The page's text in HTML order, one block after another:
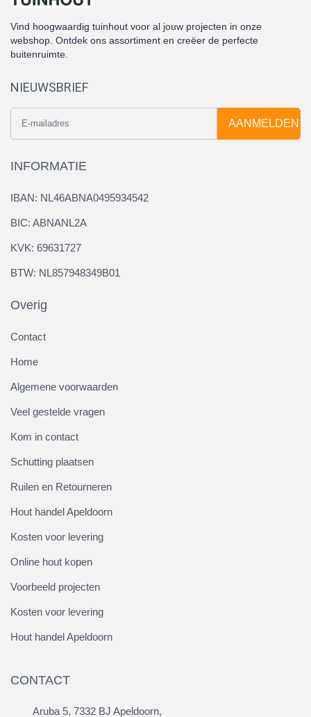
Vind hoogwaardig tuinhout voor al jouw projecten in onze
webshop. Ontdek ons assortiment en creëer de perfecte
buitenruimte.
NIEUWSBRIEF
AANMELDEN
INFORMATIE
IBAN: NL46ABNA0495934542
BIC: ABNANL2A
KVK: 69631727
BTW: NL857948349B01
Overig
Contact
Home
Algemene voorwaarden
Veel gestelde vragen
Kom in contact
Schutting plaatsen
Ruilen en Retourneren
Hout handel Apeldoorn
Kosten voor levering
Online hout kopen
Voorbeeld projecten
Kosten voor levering
Hout handel Apeldoorn
CONTACT
Aruba 5, 7332 BJ Apeldoorn,